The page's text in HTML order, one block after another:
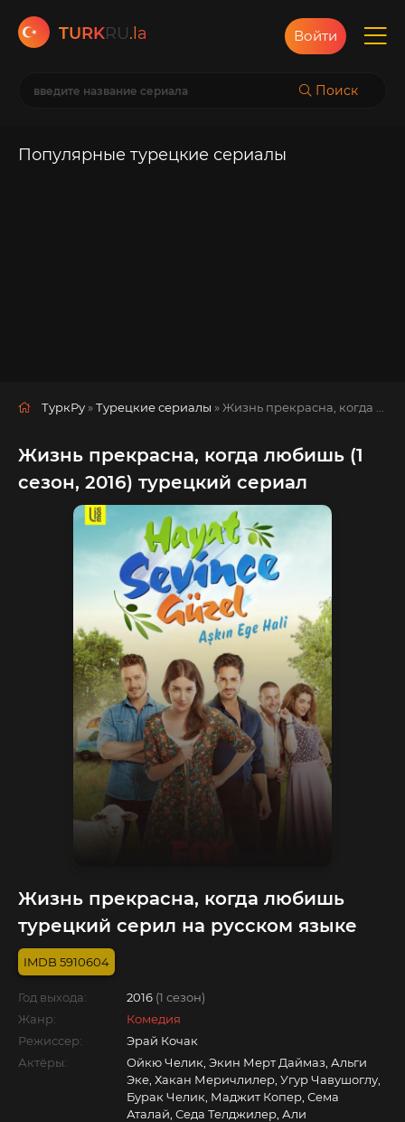
TURKRU.la
Поиск
Войти
Популярные турецкие сериалы
ТуркРу »Турецкие сериалы » Жизнь прекрасна, когда любишь
Жизнь прекрасна, когда любишь (1
сезон, 2016) турецкий сериал
Жизнь прекрасна, когда любишь
турецкий серил на русском языке
5910604
Год выхода: 2016 (1 сезон)
Жанр:
Комедия
Режиссер:
Эрай Кочак
Актёры:
Ойкю Челик, Экин Мерт Даймаз, Альги
Эке, Хакан Меричлилер, Угур Чавушоглу,
Бурак Челик, Маджит Копер, Сема
Аталай, Седа Телджилер, Али